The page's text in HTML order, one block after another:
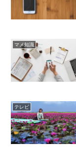
マメ知識
テレビ